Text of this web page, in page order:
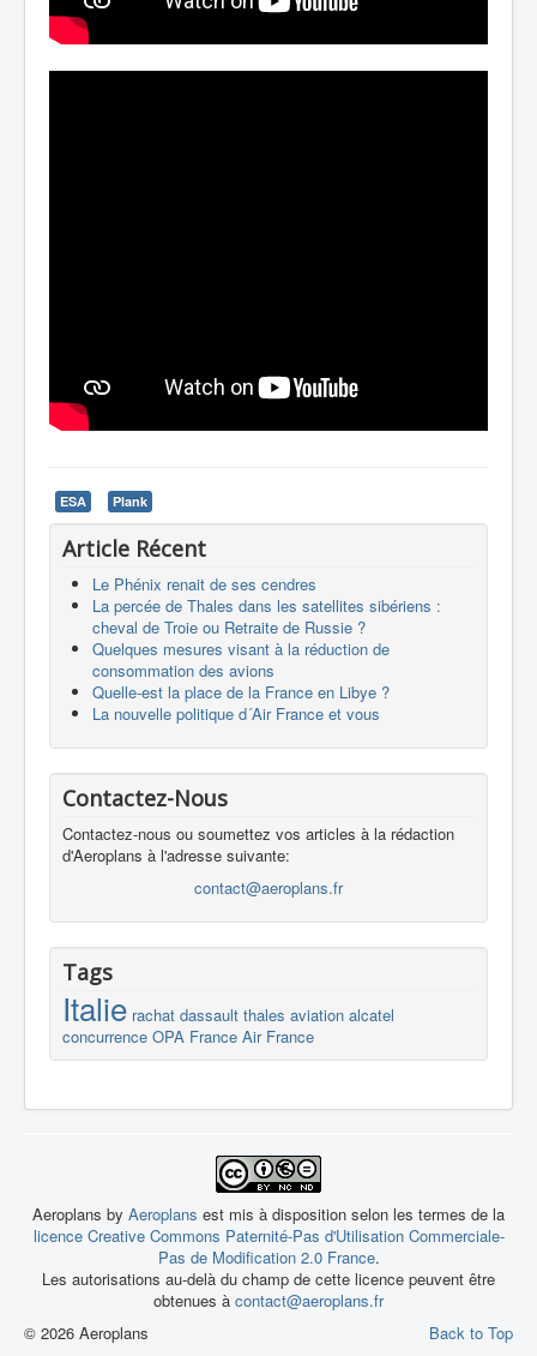
ESA Plank
Article Récent
Le Phénix renait de ses cendres
La percée de Thales dans les satellites sibériens :
cheval de Troie ou Retraite de Russie ?
Quelques mesures visant à la réduction de
consommation des avions
Quelle-est la place de la France en Libye ?
La nouvelle politique d´Air France et vous
Contactez-Nous
Contactez-nous ou soumettez vos articles à la rédaction
d'Aeroplans à l'adresse suivante:
contact@aeroplans.fr
Tags
Italie rachat dassault thales aviation alcatel
concurrence OPA France Air France
Aeroplans by Aeroplans est mis à disposition selon les termes de la
licence Creative Commons Paternité-Pas d'Utilisation Commerciale-
Pas de Modification 2.0 France.
Les autorisations au-delà du champ de cette licence peuvent être
obtenues à contact@aeroplans.fr
Back to Top
© 2026 Aeroplans